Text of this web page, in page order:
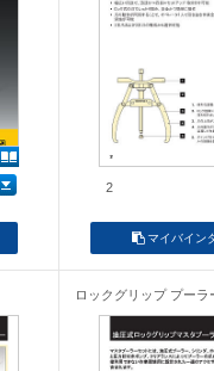
2
マイバイン
ロックグリップ プー